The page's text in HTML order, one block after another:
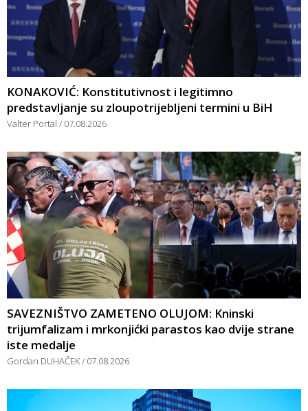
KONAKOVIĆ: Konstitutivnost i legitimno
predstavljanje su zloupotrijebljeni termini u BiH
Valter Portal 07.08.2026
SAVEZNIŠTVO ZAMETENO OLUJOM: Kninski
trijumfalizam i mrkonjićki parastos kao dvije strane
iste medalje
Gordan DUHAČEK 07.08.2026